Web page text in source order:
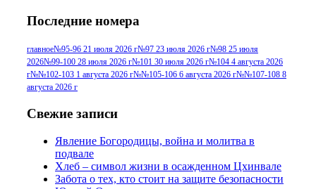
июля 2017 г(11)№96 9 августа 2012
г(13) №96 28 июля 2015 г(9) №96+97 3
июля 2014 г(10)№96+97 30 июля
2016 г(13)
июля 2017 г
2012 г
(15)
№97 30 июля 2015 г
(15)№98 1 августа 2015 г
августа 2016 г(10)№98 5 июля 2014 г(10)
Последние номера
главное№95-96 21 июля 2026 г№97 23 июля 2026 г№98 25 июля
2026№99-100 28 июля 2026 г№101 30 июля 2026 г№104 4 августа 2026
г№№102-103 1 августа 2026 г№№105-106 6 августа 2026 г№№107-108 8
августа 2026 г
Свежие записи
Явление Богородицы, война и молитва в
подвале
Хлеб – символ жизни в осажденном Цхинвале
Забота о тех, кто стоит на защите безопасности